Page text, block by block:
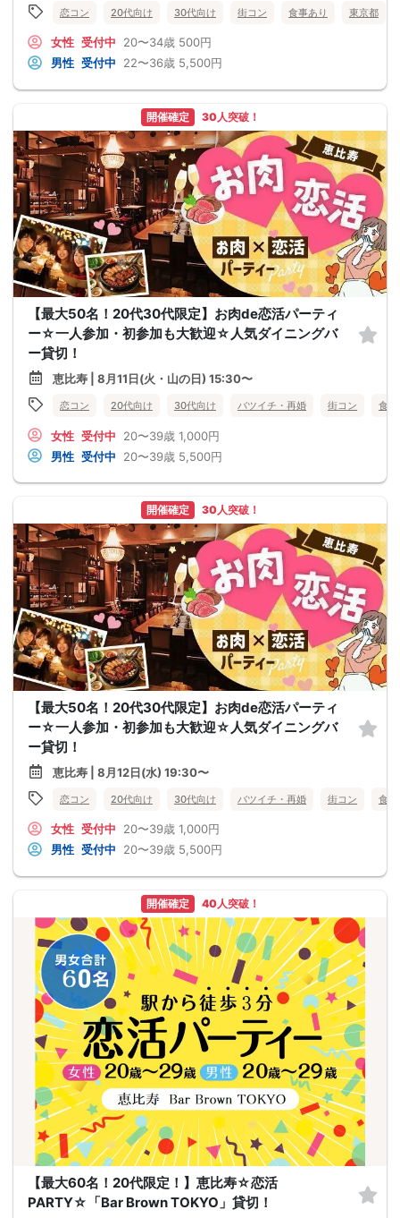
恋コン 20代向け 30代向け 街コン 食事あり 東京都
女性 受付中 20〜34歳 500円
男性 受付中 22〜36歳 5,500円
開催確定 30人突破！
【最大50名！20代30代限定】お肉de恋活パーティ
ー☆一人参加・初参加も大歓迎☆人気ダイニングバ
ー貸切！
恵比寿 | 8月11日(火・山の日) 15:30〜
恋コン 20代向け 30代向け バツイチ・再婚 街コン 食
女性 受付中 20〜39歳 1,000円
男性 受付中 20〜39歳 5,500円
開催確定 30人突破！
【最大50名！20代30代限定】お肉de恋活パーティ
ー☆一人参加・初参加も大歓迎☆人気ダイニングバ
ー貸切！
恵比寿 | 8月12日(水) 19:30〜
恋コン 20代向け 30代向け バツイチ・再婚 街コン 食
女性 受付中 20〜39歳 1,000円
男性 受付中 20〜39歳 5,500円
開催確定 40人突破！
【最大60名！20代限定！】恵比寿☆恋活
PARTY☆「Bar Brown TOKYO」貸切！